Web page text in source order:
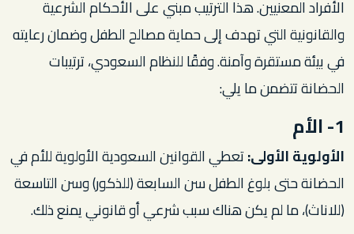
الأفراد المعنيين. هذا الترتيب مبني على الأحكام الشرعية
والقانونية التي تهدف إلى حماية مصالح الطفل وضمان رعايته
في بيئة مستقرة وآمنة. وفقًا للنظام السعودي، ترتيبات
الحضانة تتضمن ما يلي:
1- الأم
الأولوية الأولى:تعطي القوانين السعودية الأولوية للأم في
الحضانة حتى بلوغ الطفل سن السابعة (للذكور) وسن التاسعة
(للاناث)، ما لم يكن هناك سبب شرعي أو قانوني يمنع ذلك.